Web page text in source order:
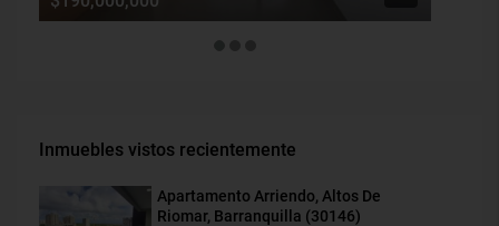
Inmuebles vistos recientemente
Apartamento Arriendo, Altos De
Riomar, Barranquilla (30146)